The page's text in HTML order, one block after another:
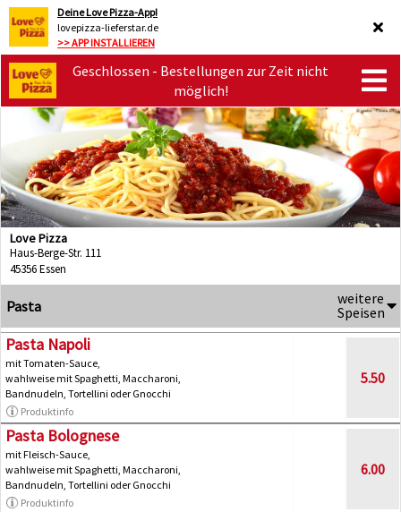
Deine Love Pizza-App!
lovepizza-lieferstar.de
>> APP INSTALLIEREN
Geschlossen - Bestellungen zur Zeit nicht
möglich!
Love Pizza
Haus-Berge-Str. 111
45356 Essen
Pasta
weitere
Speisen
Pasta Napoli
mit Tomaten-Sauce,
wahlweise mit Spaghetti, Maccharoni,
Bandnudeln, Tortellini oder Gnocchi
Produktinfo
5.50
Pasta Bolognese
mit Fleisch-Sauce,
wahlweise mit Spaghetti, Maccharoni,
Bandnudeln, Tortellini oder Gnocchi
Produktinfo
6.00